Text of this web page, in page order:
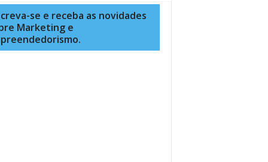
se e receba as novidades
Marketing e